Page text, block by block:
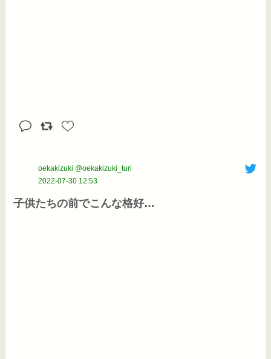
oekakizuki @oekakizuki_turi
2022-07-30 12:53
子供たちの前でこんな格好…